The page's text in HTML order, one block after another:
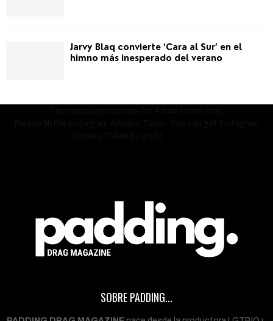
Jarvy Blaq convierte ‘Cara al Sur’ en el
himno más inesperado del verano
SOBRE PADDING...